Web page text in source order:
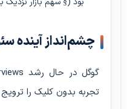
چشم‌انداز آینده
تجربه بدون کلیک را